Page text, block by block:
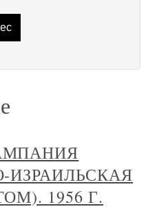
ИЗРАИЛЬСКАЯ
1956 Г.